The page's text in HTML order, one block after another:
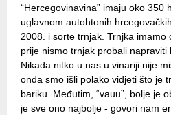
“Hercegovinavina” imaju oko 350
uglavnom autohtonih
2008. i sorte trnjak. Trnjka imamo
prije nismo trnjak probali napraviti
Nikada nitko u nas u vinariji nije
onda smo išli polako vidjeti što je
bariku. Međutim, “vauu”, bolje je
je sve ono najbolje - govori nam